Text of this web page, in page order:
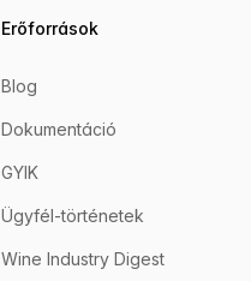
Erőforrások
Blog
Dokumentáció
GYIK
Ügyfél-történetek
Wine Industry Digest